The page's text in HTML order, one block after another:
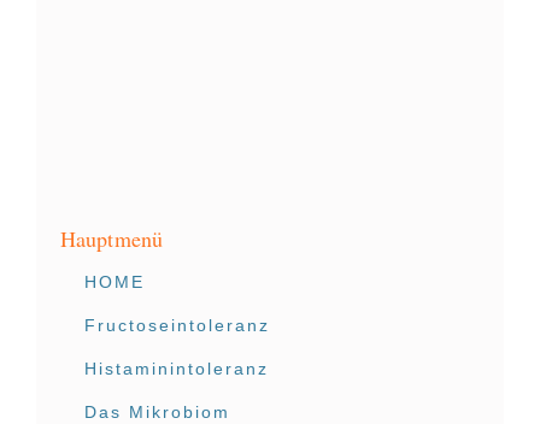
Hauptmenü
HOME
Fructoseintoleranz
Histaminintoleranz
Das Mikrobiom